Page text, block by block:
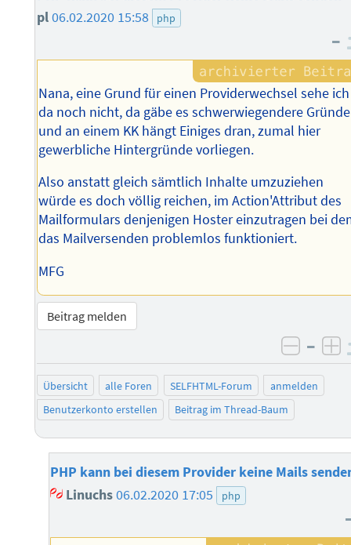
pl06.02.2020 15:58 php
–
Nana, eine Grund für einen Providerwechsel sehe ich
da noch nicht, da gäbe es schwerwiegendere Gründe
und an einem KK hängt Einiges dran, zumal hier
gewerbliche Hintergründe vorliegen.
Also anstatt gleich sämtlich Inhalte umzuziehen
würde es doch völlig reichen, im Action'Attribut des
Mailformulars denjenigen Hoster einzutragen bei
das Mailversenden problemlos funktioniert.
MFG
Beitrag melden
–
Übersicht alle Foren SELFHTML-Forum
anmelden
Benutzerkonto erstellen
Beitrag im Thread-Baum
PHP kann bei diesem Provider keine Mails
Linuchs06.02.2020 17:05 php